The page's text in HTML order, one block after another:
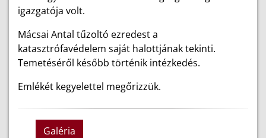
igazgatója volt.
Mácsai Antal tűzoltó ezredest a
katasztrófavédelem saját halottjának tekinti.
Temetéséről később történik intézkedés.
Emlékét kegyelettel megőrizzük.
Galéria